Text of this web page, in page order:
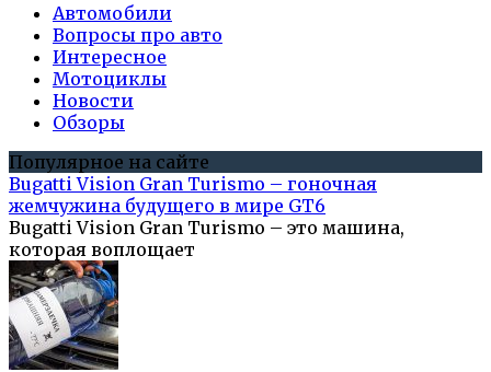
Автомобили
Вопросы про авто
Интересное
Мотоциклы
Новости
Обзоры
Популярное на сайте
Bugatti Vision Gran Turismo – гоночная
жемчужина будущего в мире GT6
Bugatti Vision Gran Turismo – это машина,
которая воплощает